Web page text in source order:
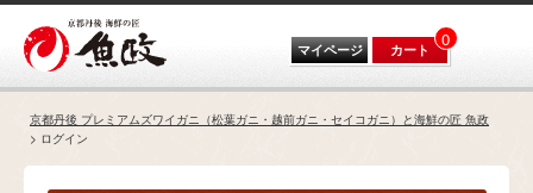
マイページ カート 0
京都丹後 プレミアムズワイガニ（松葉ガニ・越前ガニ・セイコガニ）と海鮮の匠 魚政
ログイン